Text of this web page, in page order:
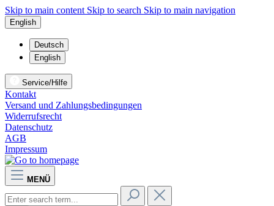
Skip to main content Skip to search Skip to main navigation
English
Deutsch
English
Service/Hilfe
Kontakt
Versand und Zahlungsbedingungen
Widerrufsrecht
Datenschutz
AGB
Impressum
MENÜ